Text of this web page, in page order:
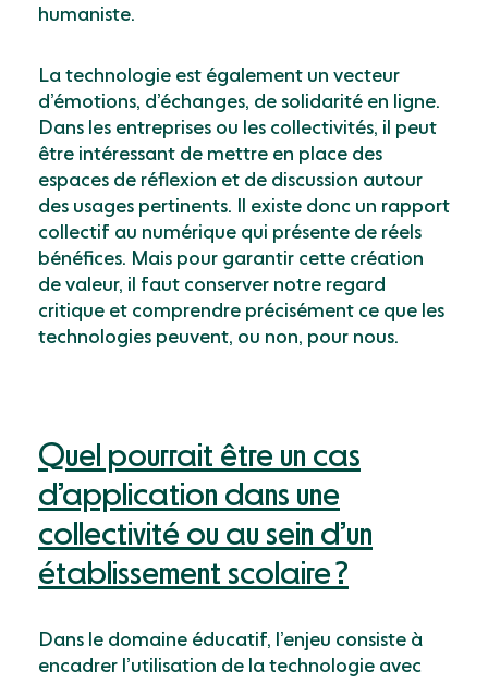
humaniste.
La technologie est également un vecteur
d’émotions, d’échanges, de solidarité en ligne.
Dans les entreprises ou les collectivités, il peut
être intéressant de mettre en place des
espaces de réflexion et de discussion autour
des usages pertinents. Il existe donc un rapport
collectif au numérique qui présente de réels
bénéfices. Mais pour garantir cette création
de valeur, il faut conserver notre regard
critique et comprendre précisément ce que les
technologies peuvent, ou non, pour nous.
Quel pourrait être un cas
d’application dans une
collectivité ou au sein d’un
établissement scolaire ?
Dans le domaine éducatif, l’enjeu consiste à
encadrer l’utilisation de la technologie avec